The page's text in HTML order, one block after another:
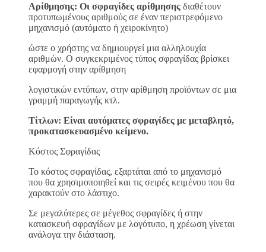
Αρίθμησης: Οι σφραγίδες αρίθμησης διαθέτουν
προτυπωμένους αριθμούς σε έναν περιστρεφόμενο
μηχανισμό (αυτόματο ή χειροκίνητο)
ώστε ο χρήστης να δημιουργεί μια αλληλουχία
αριθμών. Ο συγκεκριμένος τύπος σφραγίδας βρίσκει
εφαρμογή στην αρίθμηση
λογιστικών εντύπων, στην αρίθμηση προϊόντων σε μια
γραμμή παραγωγής κτλ.
Τίτλων: Είναι αυτόματες σφραγίδες με μεταβλητό,
προκατασκευασμένο κείμενο.
Κόστος Σφραγίδας
Το κόστος σφραγίδας, εξαρτάται από το μηχανισμό
που θα χρησιμοποιηθεί και τις σειρές κειμένου που θα
χαρακτούν στο λάστιχο.
Σε μεγαλύτερες σε μέγεθος σφραγίδες ή στην
κατασκευή σφραγίδων με λογότυπο, η χρέωση γίνεται
ανάλογα την διάσταση.